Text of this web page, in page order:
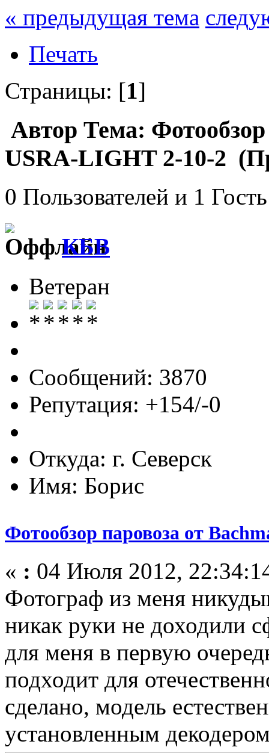
« предыдущая тема
Печать
Страницы: [1]
Автор Тема:
USRA-LIGHT 2-10-2
0 Пользователей и 1
КБВ
Ветеран
Сообщений: 3870
Репутация: +154/-0
Откуда: г. Северск
Имя: Борис
Фотообзор паровоза от
« : 04 Июля 2012,
Фотограф из меня
никак руки не доходили
для меня в первую
подходит для
сделано, модель
установленным